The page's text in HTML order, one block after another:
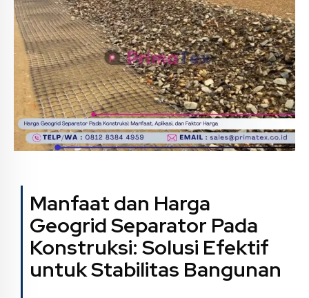
Manfaat dan Harga
Geogrid Separator Pada
Konstruksi: Solusi Efektif
untuk Stabilitas Bangunan